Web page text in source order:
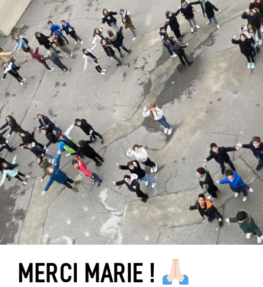
MERCI MARIE !